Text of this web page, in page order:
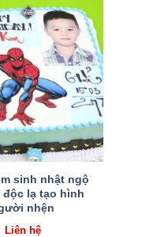
sinh nhật ngộ
độc lạ tạo hình
nhện
Liên hệ